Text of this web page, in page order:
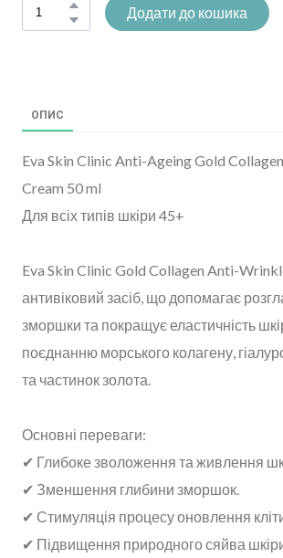
Додати до кошика
ОПИС
Eva Skin Clinic Anti-Ageing Gold
Cream 50 ml
Для всіх типів шкіри 45+
Eva Skin Clinic Gold Collagen Anti-
антивіковий засіб, що допомагає
зморшки та покращує еластичність
поєднанню морського колагену,
та частинок золота.
Основні переваги:
✔ Глибоке зволоження та живлення
✔ Зменшення глибини зморшок.
✔ Стимуляція процесу оновлення
✔ Підвищення природного сяйва